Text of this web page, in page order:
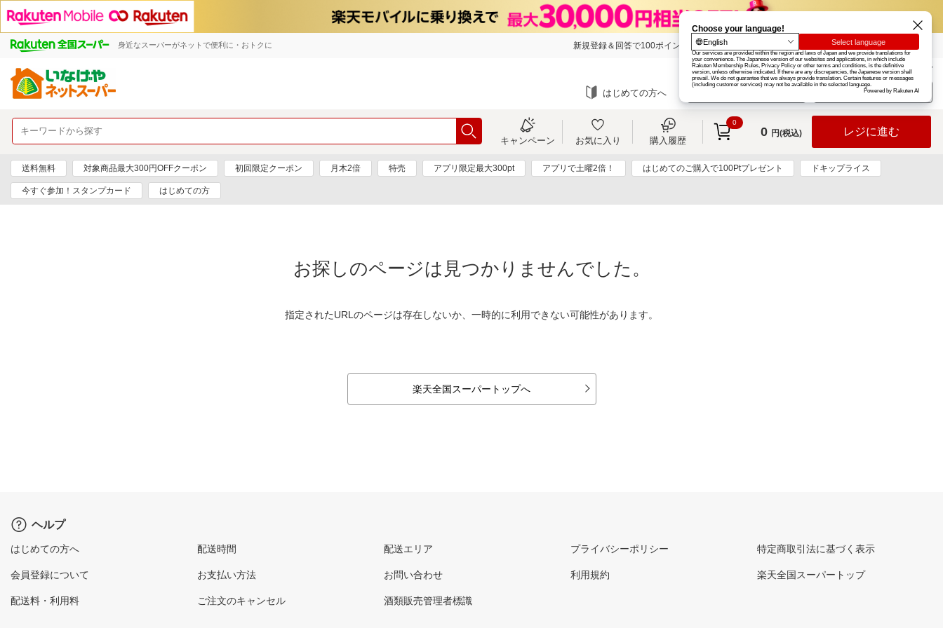
身近なスーパーがネットで便利に・おトクに 新規登録＆回答で100ポイント! 楽天グループ カード
お知らせ ヘルプ
はじめての方へ ログイン
キャンペーン お気に入り 購入履歴
0
0 円(税込) レジに進む
送料無料 対象商品最大300円OFFクーポン 初回限定クーポン 月木2倍 特売 アプリ限定最大300pt アプリで土曜2倍！ はじめてのご購入で100Ptプレゼント ドキップライス
今すぐ参加！スタンプカード はじめての方
お探しのページは見つかりませんでした。
指定されたURLのページは存在しないか、一時的に利用できない可能性があります。
楽天全国スーパートップへ
ヘルプ
はじめての方へ
会員登録について
配送料・利用料
配送時間
お支払い方法
ご注文のキャンセル
配送エリア
お問い合わせ
酒類販売管理者標識
プライバシーポリシー
利用規約
特定商取引法に基づく表示
楽天全国スーパートップ